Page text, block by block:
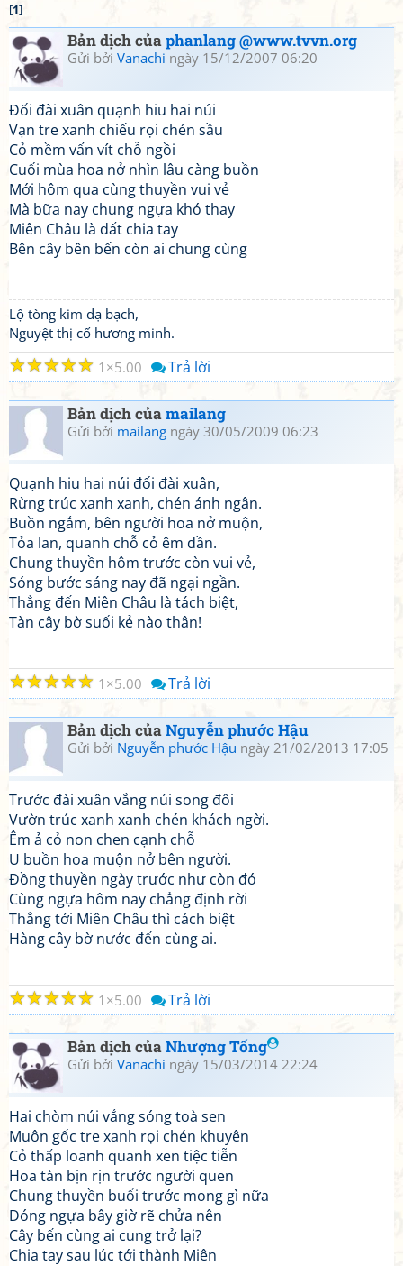
[1]
Bản dịch củaphanlang @www.tvvn.org
Gửi bởi Vanachi ngày 15/12/2007 06:20
Đối đài xuân quạnh hiu hai núi
Vạn tre xanh chiếu rọi chén sầu
Cỏ mềm vấn vít chỗ ngồi
Cuối mùa hoa nở nhìn lâu càng buồn
Mới hôm qua cùng thuyền vui vẻ
Mà bữa nay chung ngựa khó thay
Miên Châu là đất chia tay
Bên cây bên bến còn ai chung cùng
Lộ tòng kim dạ bạch,
Nguyệt thị cố hương minh.
☆
☆
☆
☆
☆ 1 5.00 Trả lời
Bản dịch củamailang
Gửi bởi mailang ngày 30/05/2009 06:23
Quạnh hiu hai núi đối đài xuân,
Rừng trúc xanh xanh, chén ánh ngân.
Buồn ngắm, bên người hoa nở muộn,
Tỏa lan, quanh chỗ cỏ êm dần.
Chung thuyền hôm trước còn vui vẻ,
Sóng bước sáng nay đã ngại ngần.
Thẳng đến Miên Châu là tách biệt,
Tàn cây bờ suối kẻ nào thân!
☆
☆
☆
☆
☆ 1 5.00 Trả lời
Bản dịch củaNguyễn phước Hậu
Gửi bởi Nguyễn phước Hậu ngày 21/02/2013 17:05
Trước đài xuân vắng núi song đôi
Vườn trúc xanh xanh chén khách ngời.
Êm ả cỏ non chen cạnh chỗ
U buồn hoa muộn nở bên người.
Đồng thuyền ngày trước như còn đó
Cùng ngựa hôm nay chẳng định rời
Thẳng tới Miên Châu thì cách biệt
Hàng cây bờ nước đến cùng ai.
☆
☆
☆
☆
☆ 1 5.00 Trả lời
Bản dịch củaNhượng Tống
Gửi bởi Vanachi ngày 15/03/2014 22:24
Hai chòm núi vắng sóng toà sen
Muôn gốc tre xanh rọi chén khuyên
Cỏ thấp loanh quanh xen tiệc tiễn
Hoa tàn bịn rịn trước người quen
Chung thuyền buổi trước mong gì nữa
Dóng ngựa bây giờ rẽ chửa nên
Cây bến cùng ai cung trở lại?
Chia tay sau lúc tới thành Miên